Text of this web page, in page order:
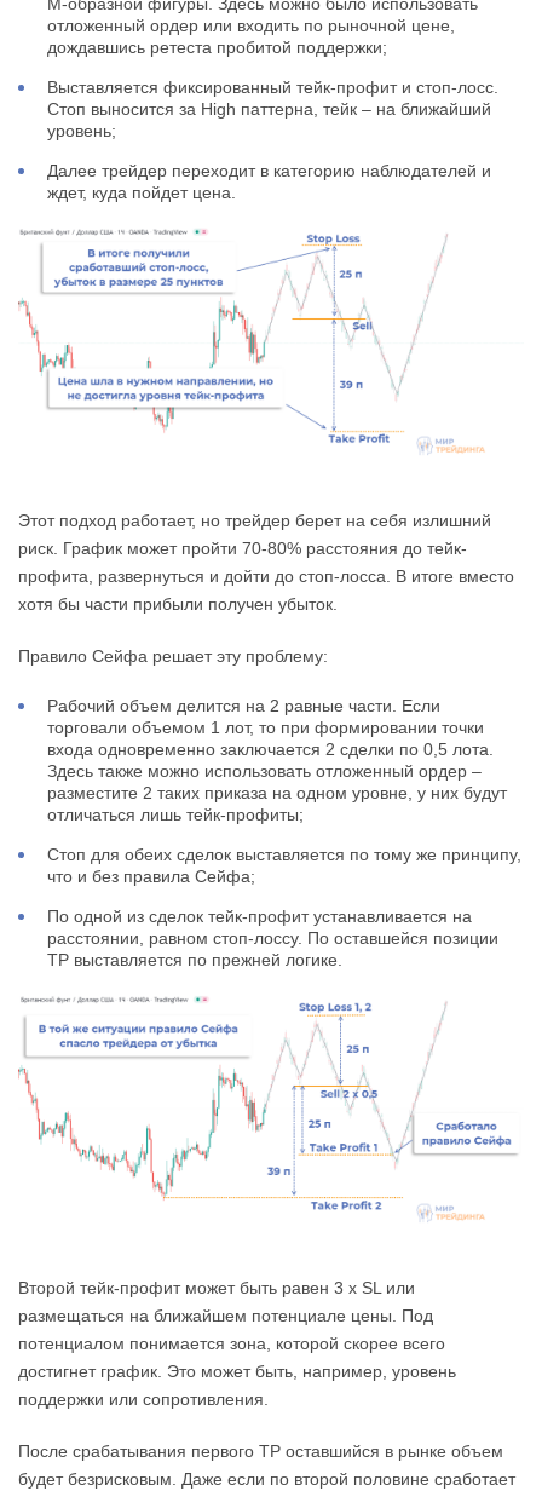
отложенный ордер или входить по рыночной цене,
дождавшись ретеста пробитой поддержки;
Выставляется фиксированный тейк-профит и стоп-лосс.
Стоп выносится за High паттерна, тейк – на ближайший
уровень;
Далее трейдер переходит в категорию наблюдателей и
ждет, куда пойдет цена.
Этот подход работает, но трейдер берет на себя излишний
риск. График может пройти 70-80% расстояния до тейк-
профита, развернуться и дойти до стоп-лосса. В итоге вместо
хотя бы части прибыли получен убыток.
Правило Сейфа решает эту проблему:
Рабочий объем делится на 2 равные части. Если
торговали объемом 1 лот, то при формировании точки
входа одновременно заключается 2 сделки по 0,5 лота.
Здесь также можно использовать отложенный ордер –
разместите 2 таких приказа на одном уровне, у них будут
отличаться лишь тейк-профиты;
Стоп для обеих сделок выставляется по тому же принципу,
что и без правила Сейфа;
По одной из сделок тейк-профит устанавливается на
расстоянии, равном стоп-лоссу. По оставшейся позиции
ТР выставляется по прежней логике.
Второй тейк-профит может быть равен 3 х SL или
размещаться на ближайшем потенциале цены. Под
потенциалом понимается зона, которой скорее всего
достигнет график. Это может быть, например, уровень
поддержки или сопротивления.
После срабатывания первого ТР оставшийся в рынке объем
будет безрисковым. Даже если по второй половине сработает